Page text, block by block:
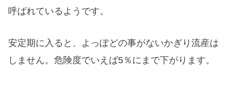
呼ばれているようです。
安定期に入ると、よっぽどの事がないかぎり流産は
しません。危険度でいえば5％にまで下がります。